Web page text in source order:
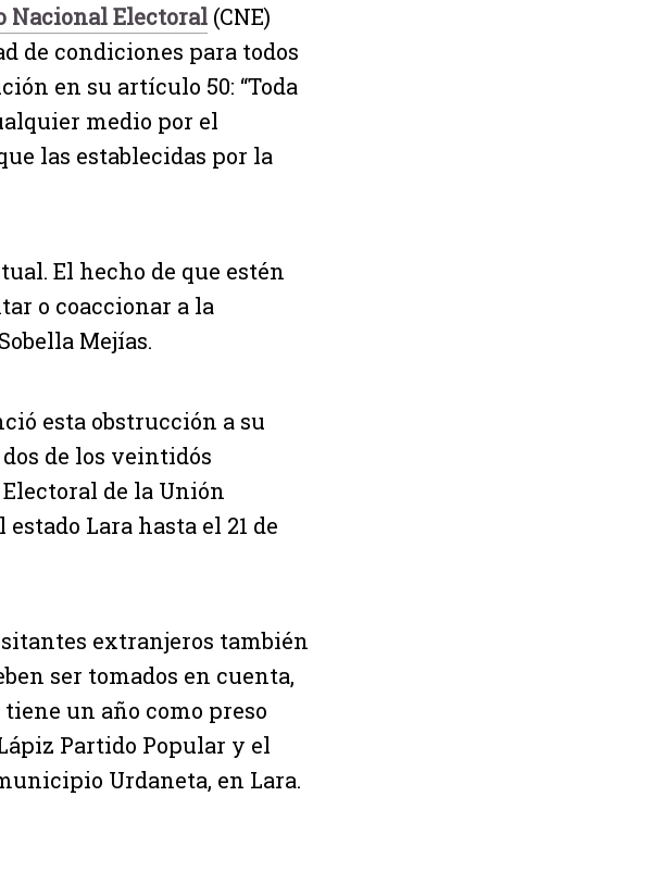
Nacional Electoral (CNE)
de condiciones para todos
en su artículo 50: “Toda
medio por el
las establecidas por la
El hecho de que estén
o coaccionar a la
Mejías.
esta obstrucción a su
de los veintidós
de la Unión
Lara hasta el 21 de
extranjeros también
ser tomados en cuenta,
un año como preso
Partido Popular y el
Urdaneta, en Lara.